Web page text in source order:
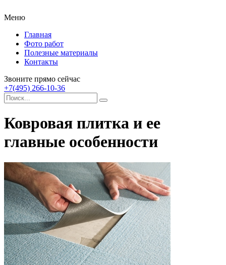
Меню
Главная
Фото работ
Полезные материалы
Контакты
Звоните прямо сейчас
+7(495) 266-10-36
Ковровая плитка и ее
главные особенности